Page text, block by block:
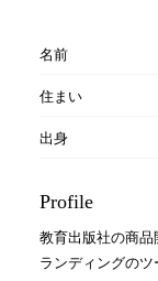
名前
住まい
出身
Profile
教育出版社の商
ランディングのツ